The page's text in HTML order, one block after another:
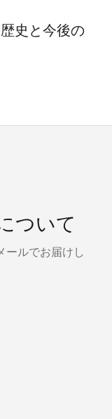
史と今後の
ついて
ールでお届けし